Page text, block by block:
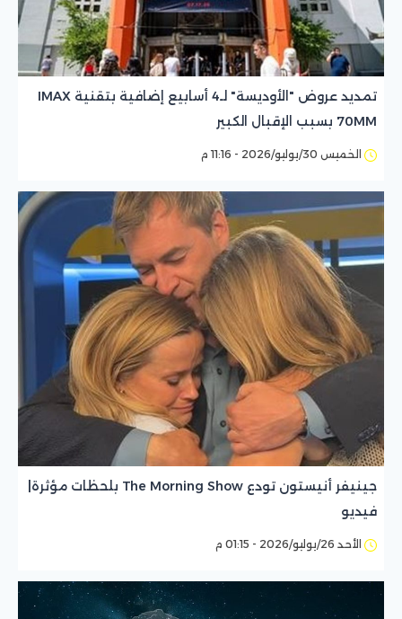
تمديد عروض "الأوديسة" لـ4 أسابيع إضافية بتقنية IMAX
70MM بسبب الإقبال الكبير
الخميس 30/يوليو/2026 - 11:16 م
جينيفر أنيستون تودع The Morning Show بلحظات مؤثرة|
فيديو
الأحد 26/يوليو/2026 - 01:15 م